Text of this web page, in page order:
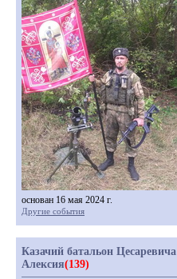
основан 16 мая 2024 г.
Другие события
Казачий батальон Цесаревича
Алексия(139)